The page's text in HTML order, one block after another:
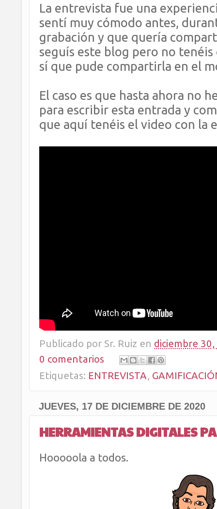
La entrevista fue una
sentí muy cómodo antes,
grabación y que quería
seguís este blog pero no
sí que pude compartirla en el
El caso es que hasta ahora no
para escribir esta entrada y
que aquí tenéis el video con la
Publicado por Sr. Ruiz en diciembre
0 comentarios
Etiquetas: ENTREVISTA,
JUEVES, 17 DE DICIEMBRE DE 2020
HERRAMIENTAS DIGITALES
Hooooola a todos.